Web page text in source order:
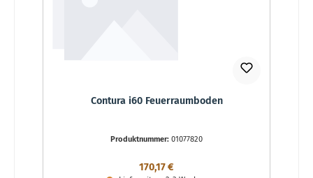
Contura i60 Feuerraumboden
Produktnummer: 01077820
Regulärer Preis:
170,17 €